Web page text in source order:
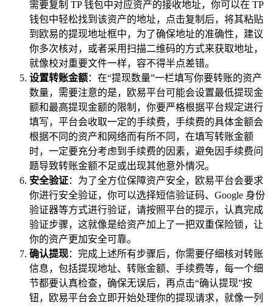
需要复制 TP 钱包中对应资产的接收地址，你可以在 TP
钱包中轻松找到该资产的地址，点击复制后，将其粘贴
到欧易的提现地址框中，为了确保地址的准确性，建议
你多次核对，或者采用扫描二维码的方式来获取地址，
就像校对重要文件一样，容不得半点差错。
设置转账金额：在“提现数量”一栏填写你要转账的资产
数量，需要注意的是，欧易平台可能会设置最低提现金
额和最高提现金额的限制，你要严格根据平台规定进行
填写，平台会收取一定的手续费，手续费的具体金额会
根据不同的资产和网络而有所不同，在填写转账金额
时，一定要充分考虑到手续费的因素，避免因手续费问
题导致转账金额不足或出现其他意外情况。
安全验证：为了全方位保障资产安全，欧易平台会要求
你进行安全验证，你可以选择短信验证码、Google 身份
验证器等方式进行验证，请按照平台的提示，认真完成
验证步骤，这就像是给资产加上了一把双重保险锁，让
你的资产更加安全可靠。
确认提现：完成上述所有步骤后，你需要仔细核对转账
信息，包括提现地址、转账金额、手续费等，每一个细
节都要认真检查，确保无误后，再点击“确认提现”按
钮，欧易平台会立即开始处理你的提现请求，就像一列